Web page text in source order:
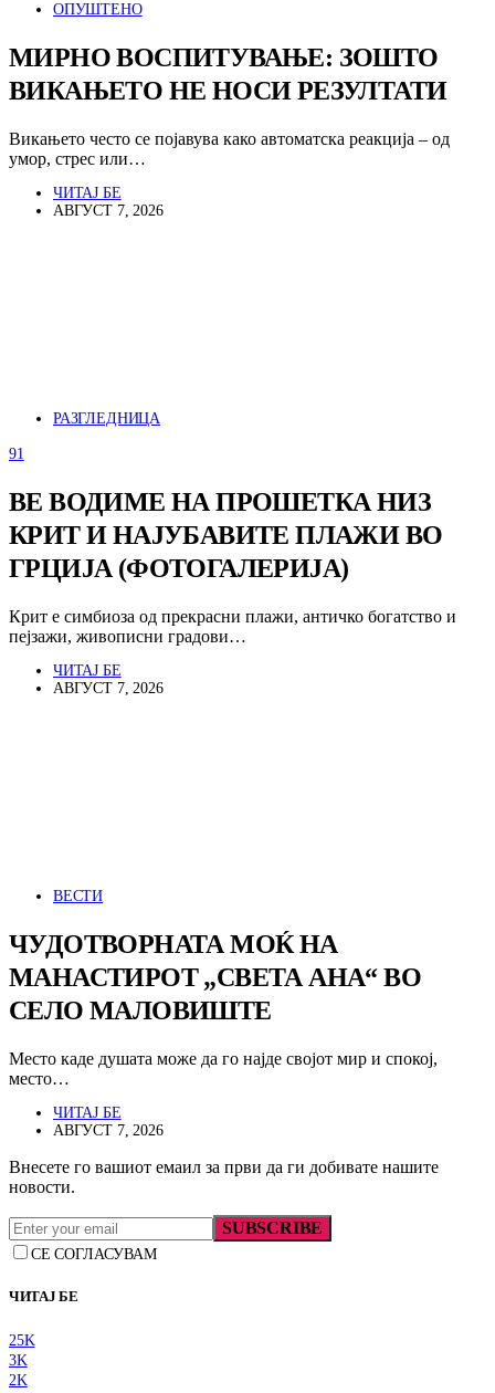
ОПУШТЕНО
МИРНО ВОСПИТУВАЊЕ: ЗОШТО
ВИКАЊЕТО НЕ НОСИ РЕЗУЛТАТИ
Викањето често се појавува како автоматска реакција – од
умор, стрес или…
ЧИТАЈ БЕ
АВГУСТ 7, 2026
РАЗГЛЕДНИЦА
91
ВЕ ВОДИМЕ НА ПРОШЕТКА НИЗ
КРИТ И НАЈУБАВИТЕ ПЛАЖИ ВО
ГРЦИЈА (ФОТОГАЛЕРИЈА)
Крит е симбиоза од прекрасни плажи, античко богатство и
пејзажи, живописни градови…
ЧИТАЈ БЕ
АВГУСТ 7, 2026
ВЕСТИ
ЧУДОТВОРНАТА МОЌ НА
МАНАСТИРОТ „СВЕТА АНА“ ВО
СЕЛО МАЛОВИШТЕ
Место каде душата може да го најде својот мир и спокој,
место…
ЧИТАЈ БЕ
АВГУСТ 7, 2026
Внесете го вашиот емаил за први да ги добивате нашите
новости.
SUBSCRIBE
СЕ СОГЛАСУВАМ
ЧИТАЈ БЕ
25K
3K
2K